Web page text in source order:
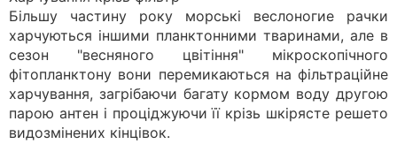
Більшу частину року морські веслоногие рачки
харчуються іншими планктонними тваринами, але в
сезон "весняного цвітіння" мікроскопічного
фітопланктону вони перемикаються на фільтраційне
харчування, загрібаючи багату кормом воду другою
парою антен і проціджуючи її крізь шкірясте решето
видозмінених кінцівок.